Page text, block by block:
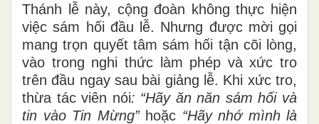
Thánh lễ này, cộng đoàn không thực hiện
việc sám hối đầu lễ. Nhưng được mời gọi
mang trọn quyết tâm sám hối tận cõi lòng,
vào trong nghi thức làm phép và xức tro
trên đầu ngay sau bài giảng lễ. Khi xức tro,
thừa tác viên nói: “Hãy ăn năn sám hối và
tin vào Tin Mừng” hoặc “Hãy nhớ mình là